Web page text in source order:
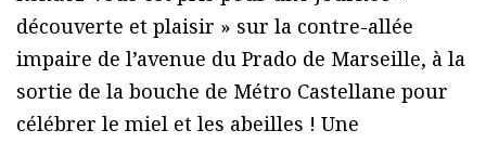
découverte et plaisir » sur la contre-allée
impaire de l’avenue du Prado de Marseille, à la
sortie de la bouche de Métro Castellane pour
célébrer le miel et les abeilles ! Une